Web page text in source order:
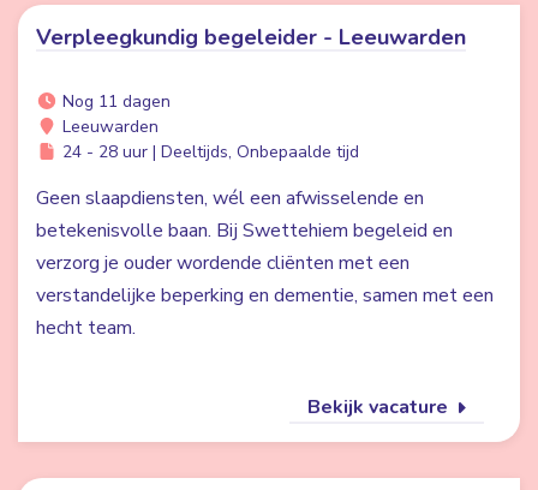
Verpleegkundig begeleider - Leeuwarden
Nog 11 dagen
Leeuwarden
24 - 28 uur | Deeltijds, Onbepaalde tijd
Geen slaapdiensten, wél een afwisselende en
betekenisvolle baan. Bij Swettehiem begeleid en
verzorg je ouder wordende cliënten met een
verstandelijke beperking en dementie, samen met een
hecht team.
Bekijk vacature